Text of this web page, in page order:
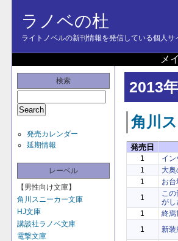
ラノベの杜
ライトノベルの新刊情報を発信している個人
メ
検索
発売カレンダー
延期情報
レーベル
【男性向け文庫】
角川スニーカー文庫
HJ文庫
講談社ラノベ文庫
電撃文庫
2013
角川
発売日
1
イ
1
大
1
お
1
こ
がし
1
終焉
1
新